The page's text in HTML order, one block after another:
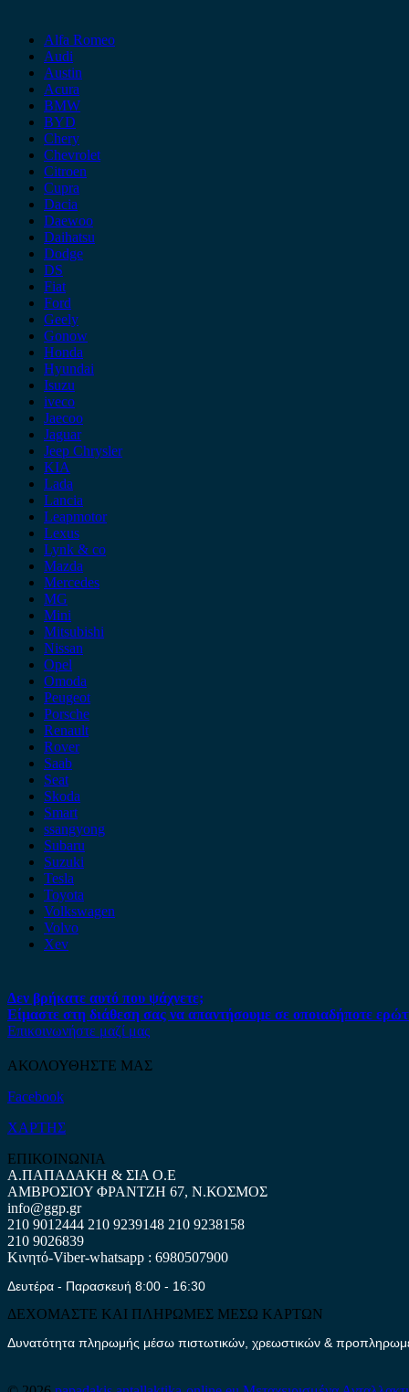
Alfa Romeo
Audi
Austin
Acura
BMW
BYD
Chery
Chevrolet
Citroen
Cupra
Dacia
Daewoo
Daihatsu
Dodge
DS
Fiat
Ford
Geely
Gonow
Honda
Hyundai
Isuzu
iveco
Jaecoo
Jaguar
Jeep Chrysler
KIA
Lada
Lancia
Leapmotor
Lexus
Lynk & co
Mazda
Mercedes
MG
Mini
Mitsubishi
Nissan
Opel
Omoda
Peugeot
Porsche
Renault
Rover
Saab
Seat
Skoda
Smart
ssangyong
Subaru
Suzuki
Tesla
Toyota
Volkswagen
Volvo
Xev
Δεν βρήκατε αυτό που ψάχνετε;
Είμαστε στη διάθεση σας να απαντήσουμε σε οποιαδήποτε
Επικοινωνήστε μαζί μας
ΑΚΟΛΟΥΘΗΣΤΕ ΜΑΣ
Facebook
ΧΑΡΤΗΣ
ΕΠΙΚΟΙΝΩΝΙΑ
Α.ΠΑΠΑΔΑΚΗ & ΣΙΑ Ο.Ε
ΑΜΒΡΟΣΙΟΥ ΦΡΑΝΤΖΗ 67, Ν.ΚΟΣΜΟΣ
info@ggp.gr
210 9012444 210 9239148 210 9238158
210 9026839
Κινητό-Viber-whatsapp : 6980507900
Δευτέρα - Παρασκευή 8:00 - 16:30
ΔΕΧΟΜΑΣΤΕ ΚΑΙ ΠΛΗΡΩΜΕΣ ΜΕΣΩ ΚΑΡΤΩΝ
Δυνατότητα πληρωμής μέσω πιστωτικών, χρεωστικών &